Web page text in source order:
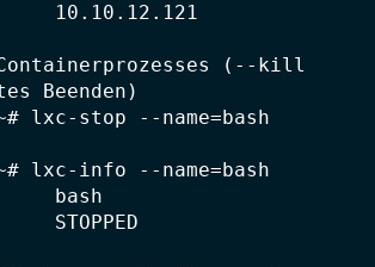
10.10.12.121
(--kill
Beenden)
lxc-stop --name=bash
lxc-info --name=bash
bash
STOPPED